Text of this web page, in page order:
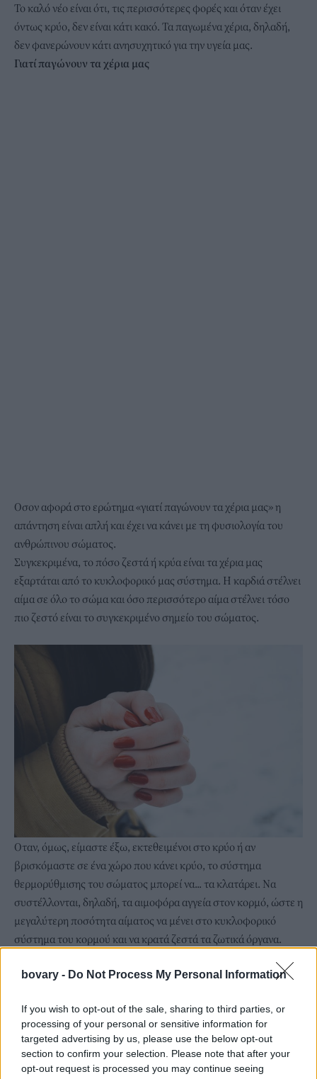
bovary - Do Not Process My Personal Information
If you wish to opt-out of the sale, sharing to third parties, or
processing of your personal or sensitive information for
targeted advertising by us, please use the below opt-out
section to confirm your selection. Please note that after your
opt-out request is processed you may continue seeing
Το καλό νέο είναι ότι, τις περισσότερες φορές και όταν έχει
όντως κρύο, δεν είναι κάτι κακό. Τα παγωμένα χέρια, δηλαδή,
δεν φανερώνουν κάτι ανησυχητικό για την υγεία μας.
Γιατί παγώνουν τα χέρια μας
Οσον αφορά στο ερώτημα «γιατί παγώνουν τα χέρια μας» η
απάντηση είναι απλή και έχει να κάνει με τη φυσιολογία του
ανθρώπινου σώματος.
Συγκεκριμένα, το πόσο ζεστά ή κρύα είναι τα χέρια μας
εξαρτάται από το κυκλοφορικό μας σύστημα. Η καρδιά στέλνει
αίμα σε όλο το σώμα και όσο περισσότερο αίμα στέλνει τόσο
πιο ζεστό είναι το συγκεκριμένο σημείο του σώματος.
Οταν, όμως, είμαστε έξω, εκτεθειμένοι στο κρύο ή αν
βρισκόμαστε σε ένα χώρο που κάνει κρύο, το σύστημα
θερμορύθμισης του σώματος μπορεί να... τα κλατάρει. Να
συστέλλονται, δηλαδή, τα αιμοφόρα αγγεία στον κορμό, ώστε η
μεγαλύτερη ποσότητα αίματος να μένει στο κυκλοφορικό
σύστημα του κορμού και να κρατά ζεστά τα ζωτικά όργανα.
κρύα.